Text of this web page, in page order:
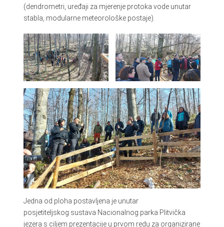
(dendrometri, uređaji za mjerenje protoka vode unutar
stabla, modularne meteorološke postaje).
Jedna od ploha postavljena je unutar
posjetiteljskog sustava Nacionalnog parka Plitvička
jezera s ciljem prezentacije u prvom redu za organizirane